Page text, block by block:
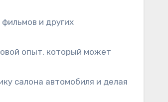
и других
опыт, который может
салона автомобиля и делая